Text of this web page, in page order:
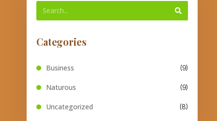
Categories
Business (9)
Naturous (9)
Uncategorized (8)